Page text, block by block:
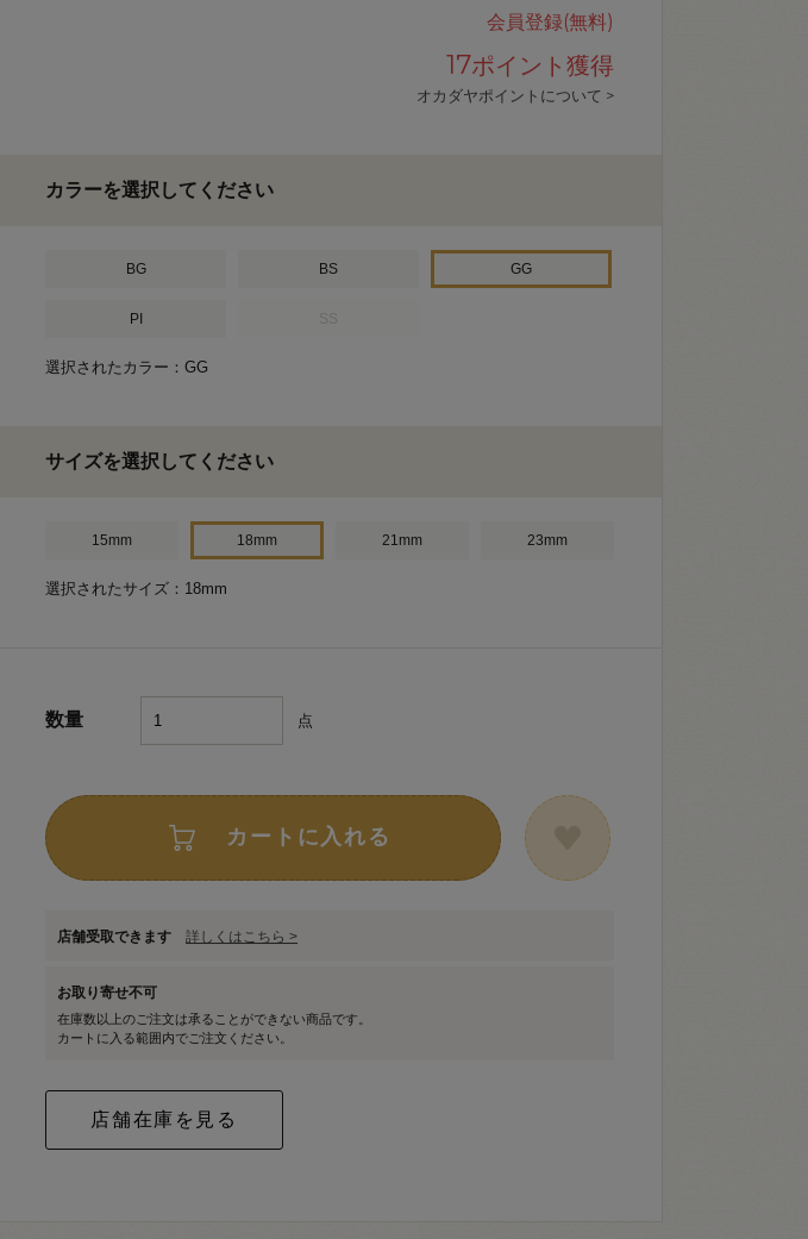
会員登録(無料)
17ポイント獲得
オカダヤポイントについて >
カラーを選択してください
BG BS GG
PI
選択されたカラー：GG
サイズを選択してください
15mm 18mm 21mm 23mm
選択されたサイズ：18mm
数量 点
カートに入れる
店舗受取できます 詳しくはこちら >
お取り寄せ不可
在庫数以上のご注文は承ることができない商品です。
カートに入る範囲内でご注文ください。